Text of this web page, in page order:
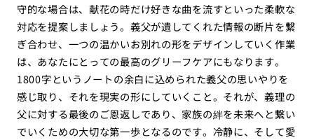
守的な場合は、献花の時だけ好きな曲を流すといった柔軟な
対応を提案しましょう。義父が遺してくれた情報の断片を繋
ぎ合わせ、一つの温かいお別れの形をデザインしていく作業
は、あなたにとっての最高のグリーフケアにもなります。
1800字というノートの余白に込められた義父の思いやりを
感じ取り、それを現実の形にしていくこと。それが、義理の
父に対する最後のご恩返しであり、家族の絆を未来へと繋い
でいくための大切な第一歩となるのです。冷静に、そして愛